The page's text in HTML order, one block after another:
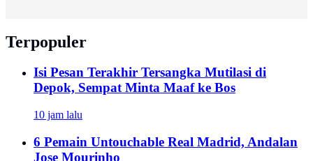
Terpopuler
Isi Pesan Terakhir Tersangka Mutilasi di
Depok, Sempat Minta Maaf ke Bos
10 jam lalu
6 Pemain Untouchable Real Madrid, Andalan
Jose Mourinho